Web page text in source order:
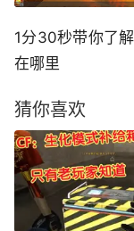
1分30秒带你了
在哪里
猜你喜欢